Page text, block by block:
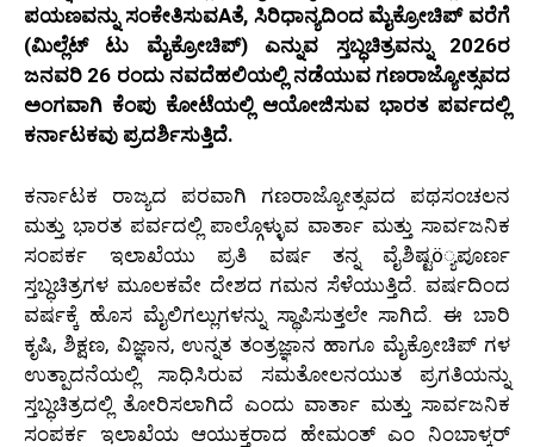
ಪಯಣವನ್ನು ಸಂಕೇತಿಸುವAತೆ, ಸಿರಿಧಾನ್ಯದಿಂದ ಮೈಕ್ರೋಚಿಪ್ ವರೆಗೆ
(ಮಿಲ್ಲೆಟ್ ಟು ಮೈಕ್ರೋಚಿಪ್) ಎನ್ನುವ ಸ್ತಬ್ಧಚಿತ್ರವನ್ನು 2026ರ
ಜನವರಿ 26 ರಂದು ನವದೆಹಲಿಯಲ್ಲಿ ನಡೆಯುವ ಗಣರಾಜ್ಯೋತ್ಸವದ
ಅಂಗವಾಗಿ ಕೆಂಪು ಕೋಟೆಯಲ್ಲಿ ಆಯೋಜಿಸುವ ಭಾರತ ಪರ್ವದಲ್ಲಿ
ಕರ್ನಾಟಕವು ಪ್ರದರ್ಶಿಸುತ್ತಿದೆ.
ಕರ್ನಾಟಕ ರಾಜ್ಯದ ಪರವಾಗಿ ಗಣರಾಜ್ಯೋತ್ಸವದ ಪಥಸಂಚಲನ
ಮತ್ತು ಭಾರತ ಪರ್ವದಲ್ಲಿ ಪಾಲ್ಗೊಳ್ಳುವ ವಾರ್ತಾ ಮತ್ತು ಸಾರ್ವಜನಿಕ
ಸಂಪರ್ಕ ಇಲಾಖೆಯು ಪ್ರತಿ ವರ್ಷ ತನ್ನ ವೈಶಿಷ್ಟö್ಯಪೂರ್ಣ
ಸ್ತಬ್ಧಚಿತ್ರಗಳ ಮೂಲಕವೇ ದೇಶದ ಗಮನ ಸೆಳೆಯುತ್ತಿದೆ. ವರ್ಷದಿಂದ
ವರ್ಷಕ್ಕೆ ಹೊಸ ಮೈಲಿಗಲ್ಲುಗಳನ್ನು ಸ್ಥಾಪಿಸುತ್ತಲೇ ಸಾಗಿದೆ. ಈ ಬಾರಿ
ಕೃಷಿ, ಶಿಕ್ಷಣ, ವಿಜ್ಞಾನ, ಉನ್ನತ ತಂತ್ರಜ್ಞಾನ ಹಾಗೂ ಮೈಕ್ರೋಚಿಪ್ ಗಳ
ಉತ್ಪಾದನೆಯಲ್ಲಿ ಸಾಧಿಸಿರುವ ಸಮತೋಲನಯುತ ಪ್ರಗತಿಯನ್ನು
ಸ್ತಬ್ಧಚಿತ್ರದಲ್ಲಿ ತೋರಿಸಲಾಗಿದೆ ಎಂದು ವಾರ್ತಾ ಮತ್ತು ಸಾರ್ವಜನಿಕ
ಸಂಪರ್ಕ ಇಲಾಖೆಯ ಆಯುಕ್ತರಾದ ಹೇಮಂತ್ ಎಂ ನಿಂಬಾಳ್ಕರ್